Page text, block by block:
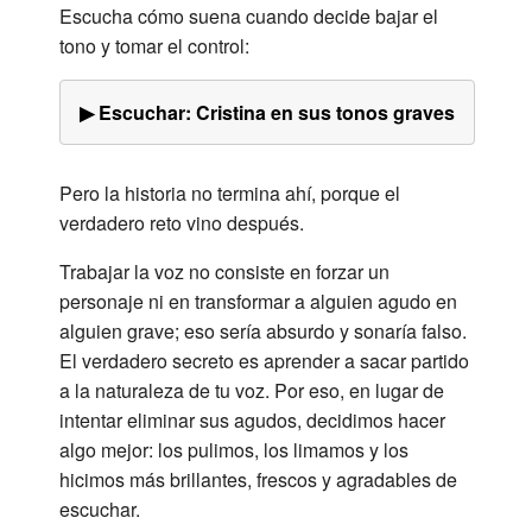
Escucha cómo suena cuando decide bajar el
tono y tomar el control:
▶ Escuchar: Cristina en sus tonos graves
Pero la historia no termina ahí, porque el
verdadero reto vino después.
Trabajar la voz no consiste en forzar un
personaje ni en transformar a alguien agudo en
alguien grave; eso sería absurdo y sonaría falso.
El verdadero secreto es aprender a sacar partido
a la naturaleza de tu voz. Por eso, en lugar de
intentar eliminar sus agudos, decidimos hacer
algo mejor: los pulimos, los limamos y los
hicimos más brillantes, frescos y agradables de
escuchar.